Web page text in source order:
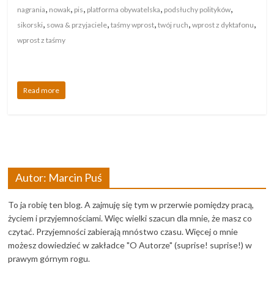
nagrania, nowak, pis, platforma obywatelska, podsłuchy polityków,
sikorski, sowa & przyjaciele,taśmy wprost,twój ruch,wprost z dyktafonu,
wprost z taśmy
Read more
Autor: Marcin Puś
To ja robię ten blog. A zajmuję się tym w przerwie pomiędzy pracą,
życiem i przyjemnościami. Więc wielki szacun dla mnie, że masz co
czytać. Przyjemności zabierają mnóstwo czasu. Więcej o mnie
możesz dowiedzieć w zakładce "O Autorze" (suprise! suprise!) w
prawym górnym rogu.